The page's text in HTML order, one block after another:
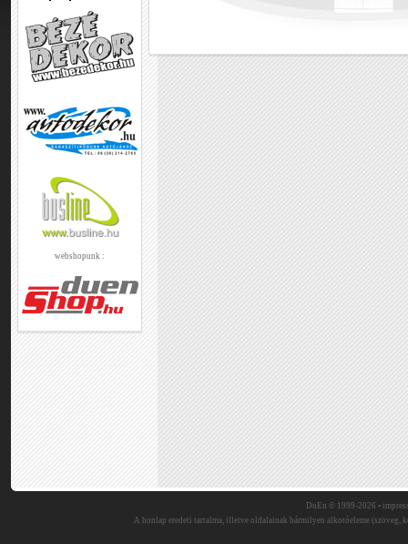
webshopunk :
DuEn © 1999-2026 •
A honlap eredeti tartalma, illetve oldalainak bármilyen alkotóeleme (szöveg,